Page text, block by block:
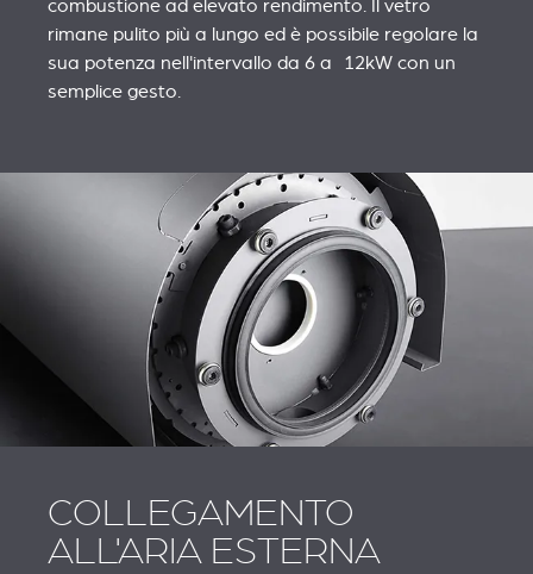
combustione ad elevato rendimento. Il vetro
rimane pulito più a lungo ed è possibile regolare la
sua potenza nell'intervallo da 6 a 12kW con un
semplice gesto.
COLLEGAMENTO
ALL'ARIA ESTERNA